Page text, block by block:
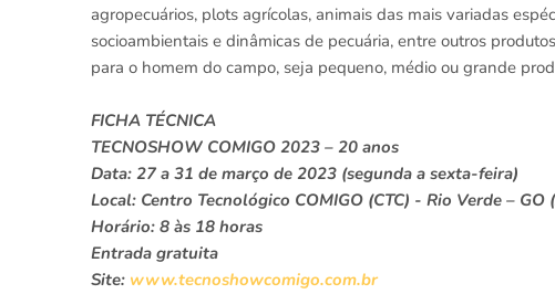
agropecuários, plots agrícolas, animais das mais variadas
socioambientais e dinâmicas de pecuária, entre outros
para o homem do campo, seja pequeno, médio ou grande
FICHA TÉCNICA
TECNOSHOW COMIGO 2023 – 20 anos
Data: 27 a 31 de março de 2023 (segunda a sexta-feira)
Local: Centro Tecnológico COMIGO (CTC) - Rio Verde –
Horário: 8 às 18 horas
Entrada gratuita
Site: www.tecnoshowcomigo.com.br